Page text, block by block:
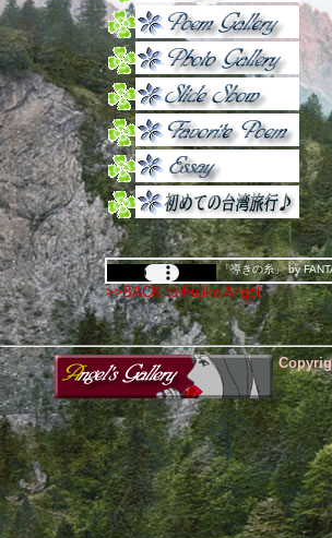
「導きの糸」 by
>>BACK to Fujiko Angel